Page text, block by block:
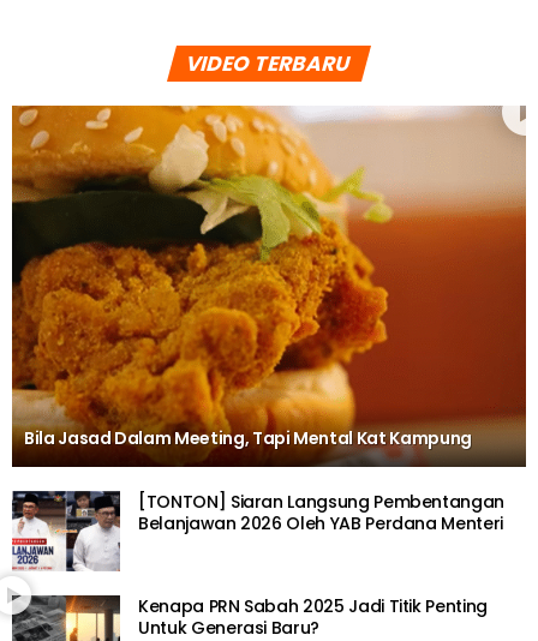
VIDEO TERBARU
Bila Jasad Dalam Meeting, Tapi Mental Kat Kampung
[TONTON] Siaran Langsung Pembentangan
Belanjawan 2026 Oleh YAB Perdana Menteri
Kenapa PRN Sabah 2025 Jadi Titik Penting
Untuk Generasi Baru?